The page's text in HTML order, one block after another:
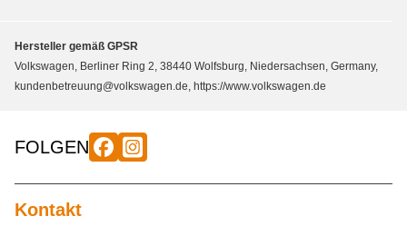
Hersteller gemäß GPSR
Volkswagen, Berliner Ring 2, 38440 Wolfsburg, Niedersachsen, Germany,
kundenbetreuung@volkswagen.de, https://www.volkswagen.de
FOLGEN
Kontakt